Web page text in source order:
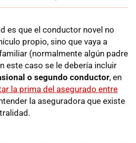
es que el conductor novel no
propio, sino que vaya a
(normalmente algún padre
este caso se le debería incluir
o segundo conductor, en
la prima del asegurado entre
la aseguradora que existe